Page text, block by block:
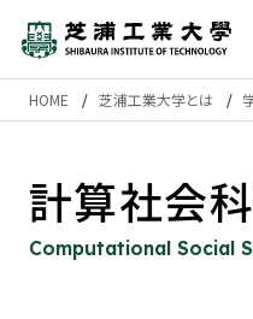
News
芝浦工業大学とは
日本語
HOME 芝浦工業大学とは
計算社会
Computational Social